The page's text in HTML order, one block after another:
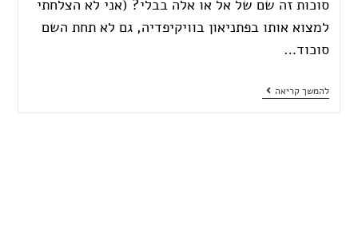
סוכות זה שם של אל או אלה בבלי? (אני לא הצלחתי
למצוא אותו בפתניאון בוויקיפדיה, גם לא תחת השם
סוכוד…
להמשך קריאה